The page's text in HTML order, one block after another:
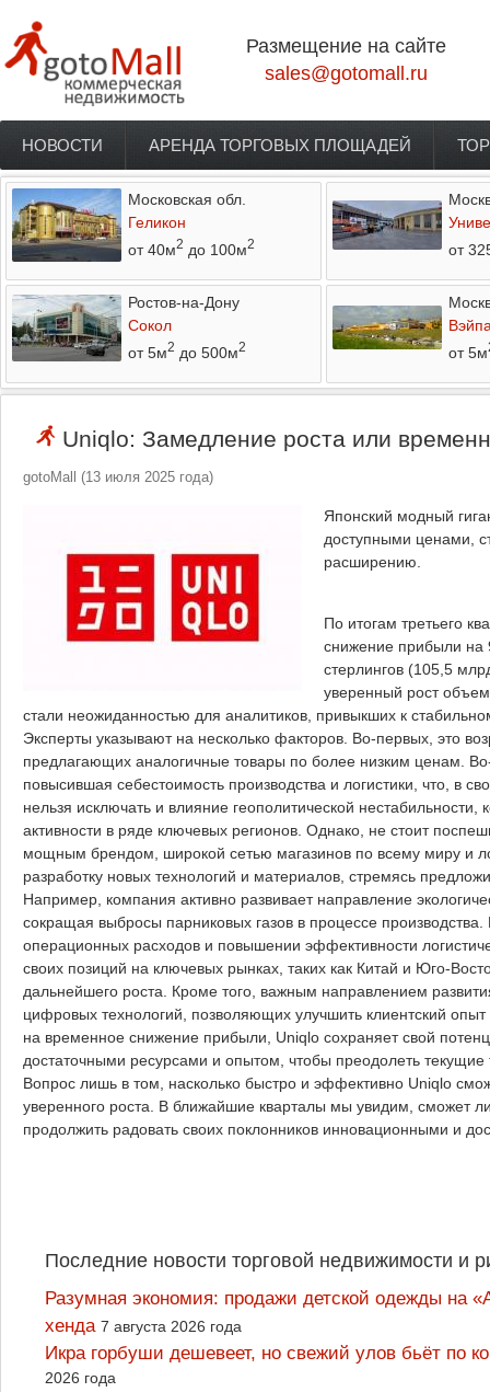
Размещение на сайте
sales@gotomall.ru
Главное меню
НОВОСТИ АРЕНДА ТОРГОВЫХ ПЛОЩАДЕЙ
Московская обл.
Геликон
от 40м2 до 100м2
от
Ростов-на-Дону
Сокол
от 5м2 до 500м2
от 5м
Uniqlo: Замедление роста или
gotoMall (13 июля 2025 года)
Японский модный
доступными ценами,
расширению.
По итогам третьего
снижение прибыли на
стерлингов (105,5
уверенный рост
стали неожиданностью для аналитиков, привыкших к
Эксперты указывают на несколько факторов. Во-первых, это
предлагающих аналогичные товары по более низким ценам.
повысившая себестоимость производства и логистики, что, в
нельзя исключать и влияние геополитической
активности в ряде ключевых регионов. Однако, не стоит
мощным брендом, широкой сетью магазинов по всему миру и
разработку новых технологий и материалов, стремясь
Например, компания активно развивает направление
сокращая выбросы парниковых газов в процессе
операционных расходов и повышении эффективности
своих позиций на ключевых рынках, таких как Китай и Юго-
дальнейшего роста. Кроме того, важным направлением
цифровых технологий, позволяющих улучшить клиентский
на временное снижение прибыли, Uniqlo сохраняет свой
достаточными ресурсами и опытом, чтобы преодолеть
Вопрос лишь в том, насколько быстро и эффективно Uniqlo
уверенного роста. В ближайшие кварталы мы увидим, сможет
продолжить радовать своих поклонников инновационными и
Последние новости торговой недвижимости и
Разумная экономия: продажи детской одежды на
хенда 7 августа 2026 года
Икра горбуши дешевеет, но свежий улов бьёт по
2026 года